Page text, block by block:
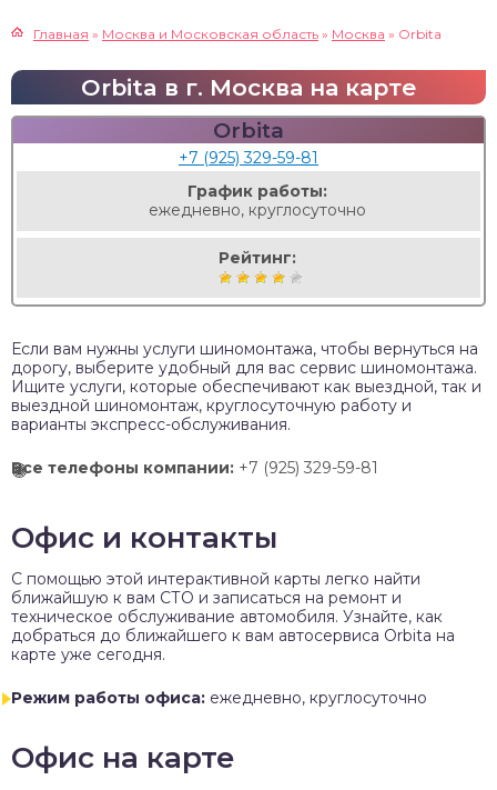
Главная » Москва и Московская область » Москва » Orbita
Orbita в г. Москва на карте
Orbita
+7 (925) 329-59-81
График работы:
ежедневно, круглосуточно
Рейтинг:
Если вам нужны услуги шиномонтажа, чтобы вернуться на
дорогу, выберите удобный для вас сервис шиномонтажа.
Ищите услуги, которые обеспечивают как выездной, так и
выездной шиномонтаж, круглосуточную работу и
варианты экспресс-обслуживания.
Все телефоны компании: +7 (925) 329-59-81
Офис и контакты
C помощью этой интерактивной карты легко найти
ближайшую к вам СТО и записаться на ремонт и
техническое обслуживание автомобиля. Узнайте, как
добраться до ближайшего к вам автосервиса Orbita на
карте уже сегодня.
Режим работы офиса: ежедневно, круглосуточно
Офис на карте